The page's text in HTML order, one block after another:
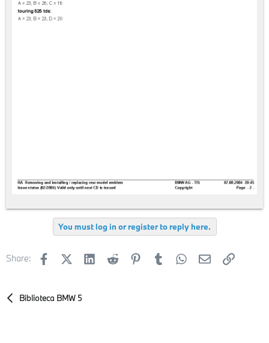
You must log in or register to reply here.
Share: FacebookX (Twitter)LinkedInReddit PinterestTumblr WhatsApp
E-mailEnlace
Biblioteca BMW 5